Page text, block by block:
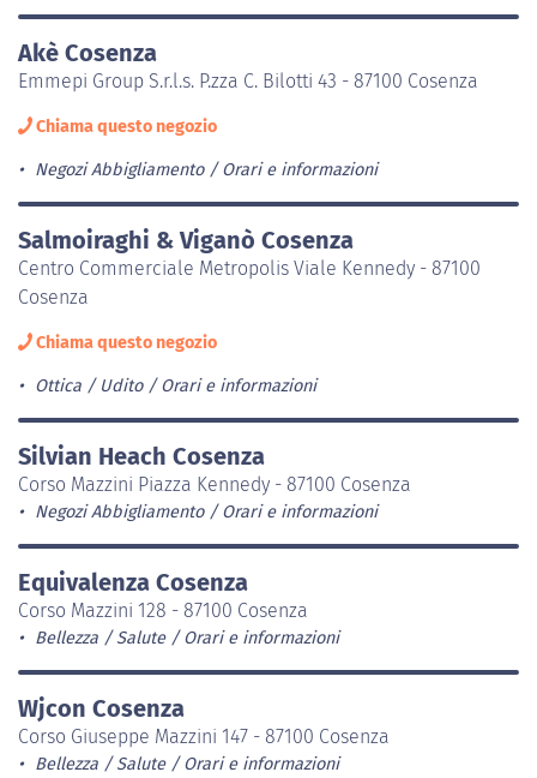
Akè Cosenza
Emmepi Group S.r.l.s. P.zza C. Bilotti 43 - 87100 Cosenza
Chiama questo negozio
Negozi Abbigliamento Orari e informazioni
Salmoiraghi & Viganò Cosenza
Centro Commerciale Metropolis Viale Kennedy - 87100
Cosenza
Chiama questo negozio
Ottica / Udito Orari e informazioni
Silvian Heach Cosenza
Corso Mazzini Piazza Kennedy - 87100 Cosenza
Negozi Abbigliamento Orari e informazioni
Equivalenza Cosenza
Corso Mazzini 128 - 87100 Cosenza
Bellezza / Salute Orari e informazioni
Wjcon Cosenza
Corso Giuseppe Mazzini 147 - 87100 Cosenza
Bellezza / Salute Orari e informazioni